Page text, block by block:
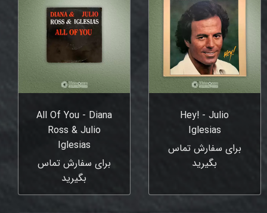
Hey! - Julio
Iglesias
برای سفارش تماس
بگیرید
All Of You - Diana
Ross & Julio
Iglesias
برای سفارش تماس
بگیرید